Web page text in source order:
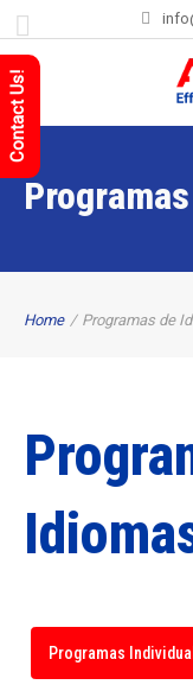
Home / Programas de
Programas
Contact Us!